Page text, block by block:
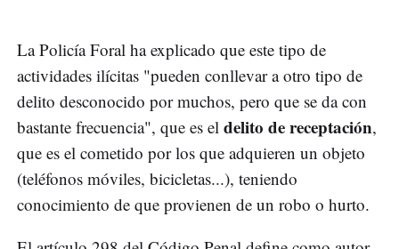
La Policía Foral ha explicado que este tipo de
actividades ilícitas "pueden conllevar a otro tipo de
delito desconocido por muchos, pero que se da con
bastante frecuencia", que es el delito de receptación,
que es el cometido por los que adquieren un objeto
(teléfonos móviles, bicicletas...), teniendo
conocimiento de que provienen de un robo o hurto.